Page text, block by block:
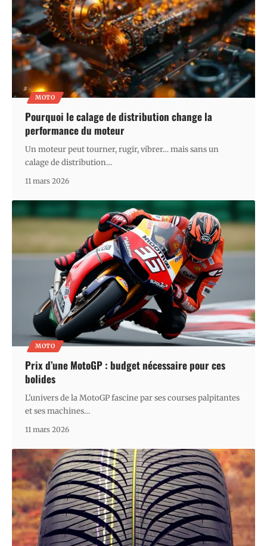
MOTO
Pourquoi le calage de distribution change la
performance du moteur
Un moteur peut tourner, rugir, vibrer… mais sans un
calage de distribution…
11 mars 2026
MOTO
Prix d’une MotoGP : budget nécessaire pour ces
bolides
L'univers de la MotoGP fascine par ses courses palpitantes
et ses machines…
11 mars 2026